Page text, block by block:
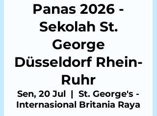
Panas 2026 -
Sekolah St.
George
Düsseldorf Rhein-
Ruhr
Sen, 20 Jul
  |
St. George's -
Internasional Britania Raya